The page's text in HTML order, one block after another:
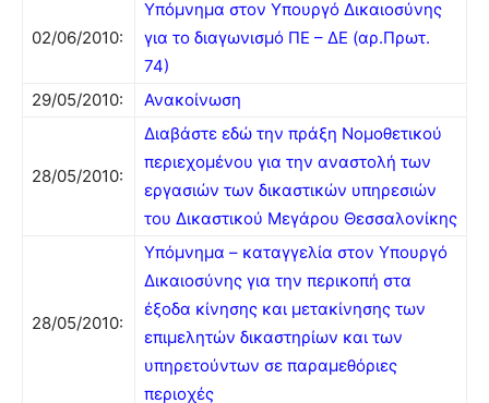
02/06/2010:
Υπόμνημα στον Υπουργό Δικαιοσύνης
για το διαγωνισμό ΠΕ – ΔΕ (αρ.Πρωτ.
74)
29/05/2010:
Ανακοίνωση
28/05/2010:
Διαβάστε εδώ την πράξη Νομοθετικού
περιεχομένου για την αναστολή των
εργασιών των δικαστικών υπηρεσιών
του Δικαστικού Μεγάρου Θεσσαλονίκης
28/05/2010:
Υπόμνημα – καταγγελία στον Υπουργό
Δικαιοσύνης για την περικοπή στα
έξοδα κίνησης και μετακίνησης των
επιμελητών δικαστηρίων και των
υπηρετούντων σε παραμεθόριες
περιοχές